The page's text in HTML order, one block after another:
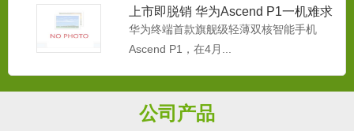
上市即脱销 华为Ascend P1一机难求
华为终端首款旗舰级轻薄双核智能手机
Ascend P1，在4月...
公司产品
本品用于中央空调循环系水系统做为防冻
液使用。本产品专门为冷却...
循环水防冻液
本品用于循环系水系统做为防冻液使用。